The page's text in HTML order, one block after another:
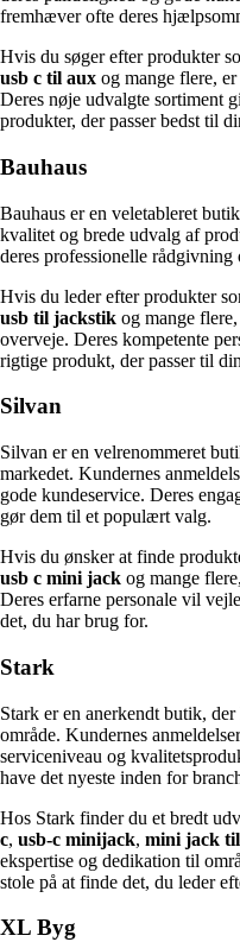
fremhæver ofte deres
Hvis du søger efter produkter
usb c til aux og mange flere,
Deres nøje udvalgte sortiment
produkter, der passer bedst til
Bauhaus
Bauhaus er en veletableret
kvalitet og brede udvalg af
deres professionelle
Hvis du leder efter produkter
usb til jackstik og mange
overveje. Deres kompetente
rigtige produkt, der passer til
Silvan
Silvan er en velrenommeret
markedet. Kundernes
gode kundeservice. Deres
gør dem til et populært valg.
Hvis du ønsker at finde
usb c mini jack og mange
Deres erfarne personale vil
det, du har brug for.
Stark
Stark er en anerkendt butik,
område. Kundernes
serviceniveau og
have det nyeste inden for
Hos Stark finder du et bredt
c, usb-c minijack, mini jack
ekspertise og dedikation til
stole på at finde det, du leder
XL Byg